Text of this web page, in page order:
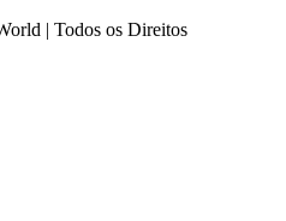
| Todos os Direitos